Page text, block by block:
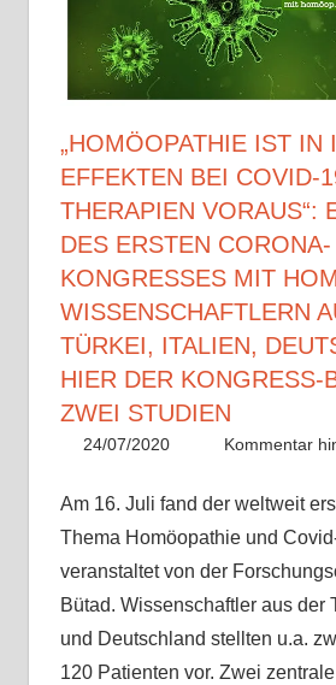
„HOMÖOPATHIE IST IN
EFFEKTEN BEI COVID-
THERAPIEN VORAUS“:
DES ERSTEN CORONA-
KONGRESSES MIT
WISSENSCHAFTLERN
TÜRKEI, ITALIEN,
HIER DER KONGRESS-
ZWEI STUDIEN
24/07/2020 Christian J.
Allgemein
Kommentar
Am 16. Juli fand der weltweit
Thema Homöopathie und
veranstaltet von der
Bütad. Wissenschaftler aus der
und Deutschland stellten u.a.
120 Patienten vor. Zwei